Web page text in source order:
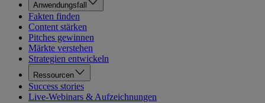
Anwendungsfall
Fakten finden
Content stärken
Pitches gewinnen
Märkte verstehen
Strategien entwickeln
Ressourcen
Success stories
Live-Webinars & Aufzeichnungen